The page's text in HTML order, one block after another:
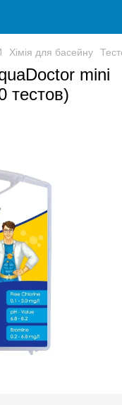
Хімія для басейну
mini
тестов)